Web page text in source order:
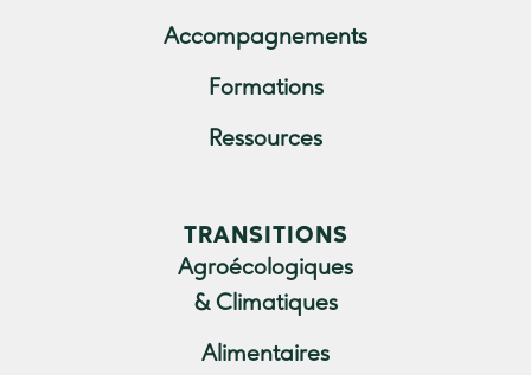
Accompagnements
Formations
Ressources
TRANSITIONS
Agroécologiques
& Climatiques
Alimentaires